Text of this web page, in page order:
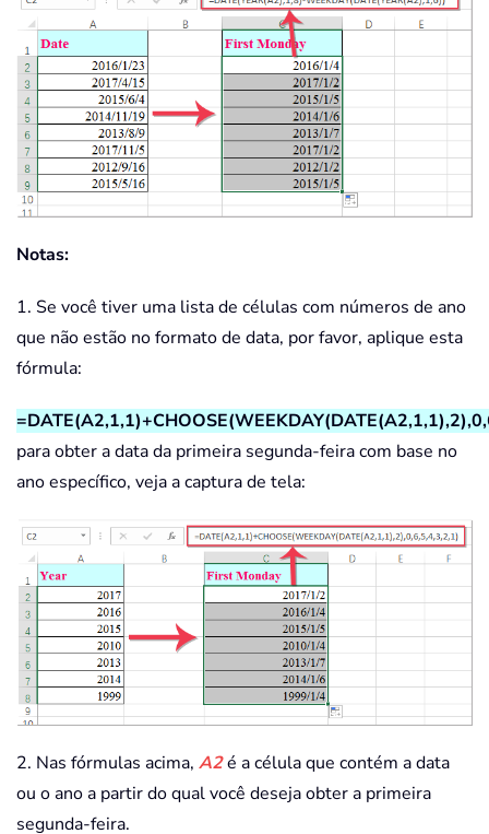
Notas:
1. Se você tiver uma lista de células com números de ano
que não estão no formato de data, por favor, aplique esta
fórmula:
para obter a data da primeira segunda-feira com base no
ano específico, veja a captura de tela:
2. Nas fórmulas acima, A2é a célula que contém a data
ou o ano a partir do qual você deseja obter a primeira
segunda-feira.